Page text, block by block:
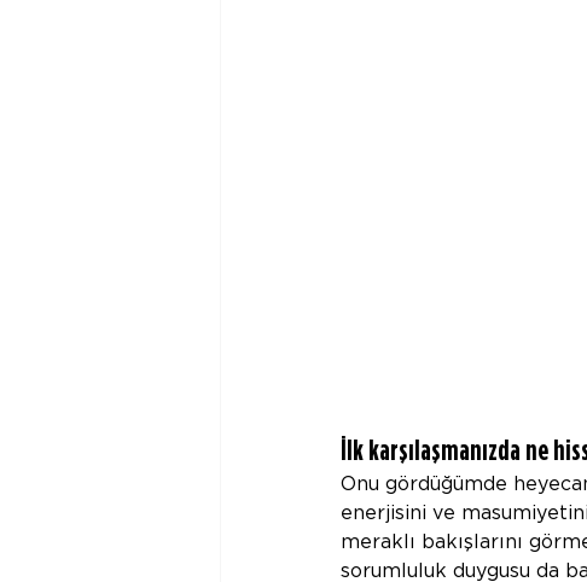
İlk karşılaşmanızda ne
Onu gördüğümde
enerjisini ve
meraklı bakışlarını
sorumluluk duygusu da